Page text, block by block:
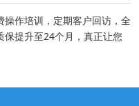
作培训，定期客户回访，全
提升至24个月，真正让您